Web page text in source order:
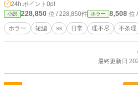
24h.ポイント 0pt
小説 228,850 位 / 228,850件 ホラー 8,508 位
ホラー 短編 ss 日常 理不尽 不条理
最終更新日